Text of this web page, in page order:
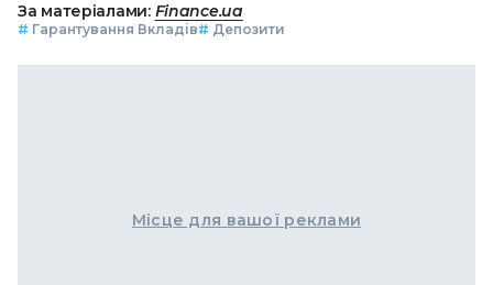
За матеріалами: Finance.ua
# Гарантування Вкладів# Депозити
Місце для вашої реклами